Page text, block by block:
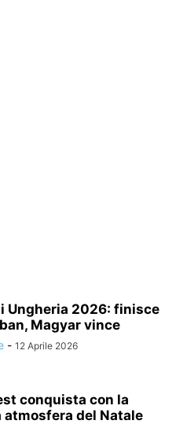
Ungheria 2026: finisce
Magyar vince
- 12 Aprile 2026
conquista con la
atmosfera del Natale